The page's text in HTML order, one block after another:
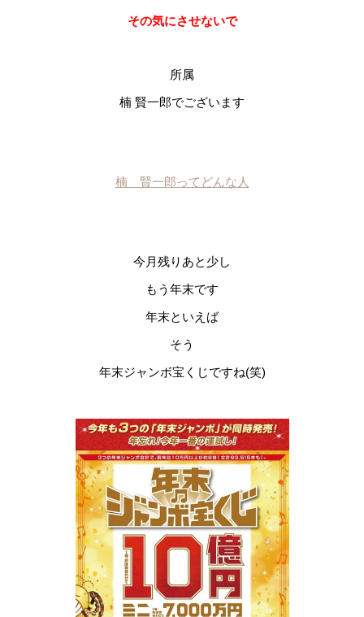
その気にさせないで
所属
楠 賢一郎でございます
楠 賢一郎ってどんな人
今月残りあと少し
もう年末です
年末といえば
そう
年末ジャンボ宝くじですね(笑)